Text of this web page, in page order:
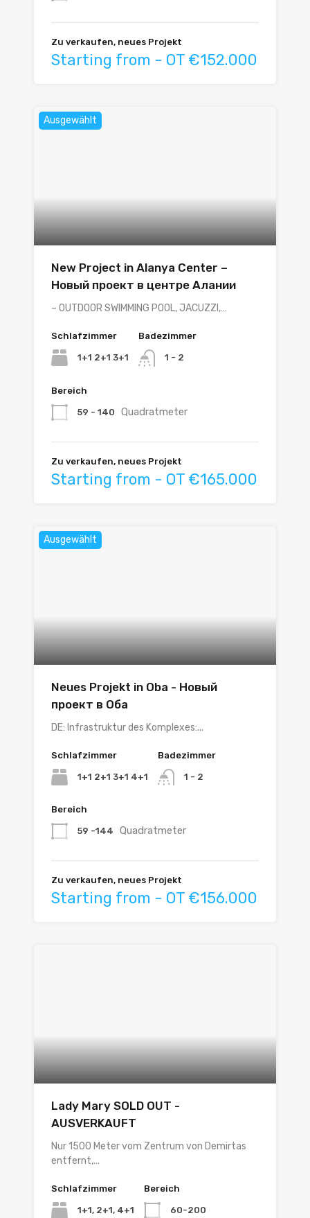
Zu verkaufen, neues Projekt
Starting from - OT €152.000
Ausgewählt
New Project in Alanya Center –
Новый проект в центре Алании
– OUTDOOR SWIMMING POOL, JACUZZI,…
Schlafzimmer
1+1 2+1 3+1
Badezimmer
1 - 2
Bereich
59 - 140 Quadratmeter
Zu verkaufen, neues Projekt
Starting from - OT €165.000
Ausgewählt
Neues Projekt in Oba - Новый
проект в Оба
DE: Infrastruktur des Komplexes:...
Schlafzimmer
1+1 2+1 3+1 4+1
Badezimmer
1 - 2
Bereich
59 -144 Quadratmeter
Zu verkaufen, neues Projekt
Starting from - OT €156.000
Lady Mary SOLD OUT -
AUSVERKAUFT
Nur 1500 Meter vom Zentrum von Demirtas
entfernt,...
Schlafzimmer
1+1, 2+1, 4+1
Bereich
60-200